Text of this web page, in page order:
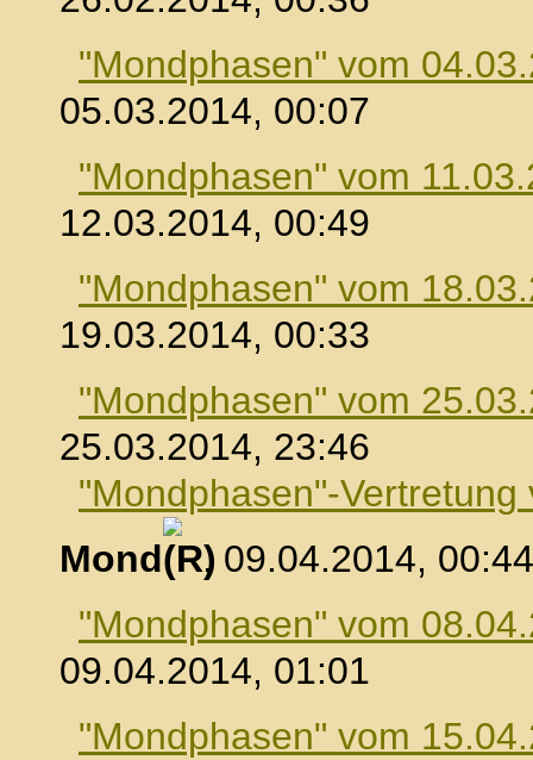
"Mondphasen" vom
05.03.2014, 00:07
"Mondphasen" vom
12.03.2014, 00:49
"Mondphasen" vom
19.03.2014, 00:33
"Mondphasen" vom
25.03.2014, 23:46
"Mondphasen"-
Mond
, 09.04.2014, 00:44
"Mondphasen" vom
09.04.2014, 01:01
"Mondphasen" vom